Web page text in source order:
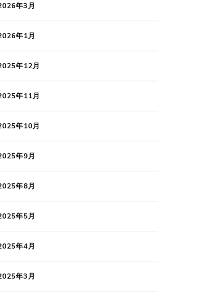
年3月
年1月
年12月
年11月
年10月
年9月
年8月
年5月
年4月
年3月